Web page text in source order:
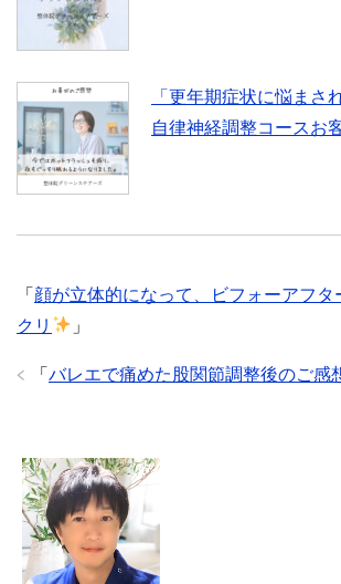
「更年期症状に悩まさ
自律神経調整コースお
「 顔が立体的になって、ビフォーアフタ
クリ
」
「 バレエで痛めた股関節調整後のご感